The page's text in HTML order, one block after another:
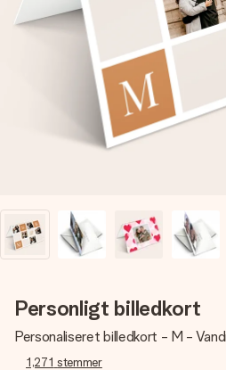
Gratis kort med hilsen
Lav noget særligt i blot få trin –
billede af dig eller en besked,
Intet besvær men udelukkende
Personligt billedkort
Personaliseret billedkort - M -
1,271 stemmer